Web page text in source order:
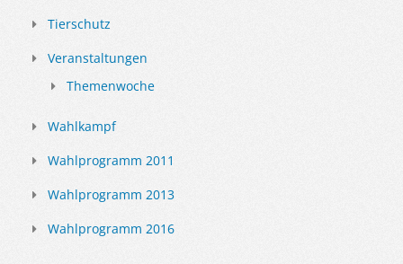
Tierschutz
Veranstaltungen
Themenwoche
Wahlkampf
Wahlprogramm 2011
Wahlprogramm 2013
Wahlprogramm 2016